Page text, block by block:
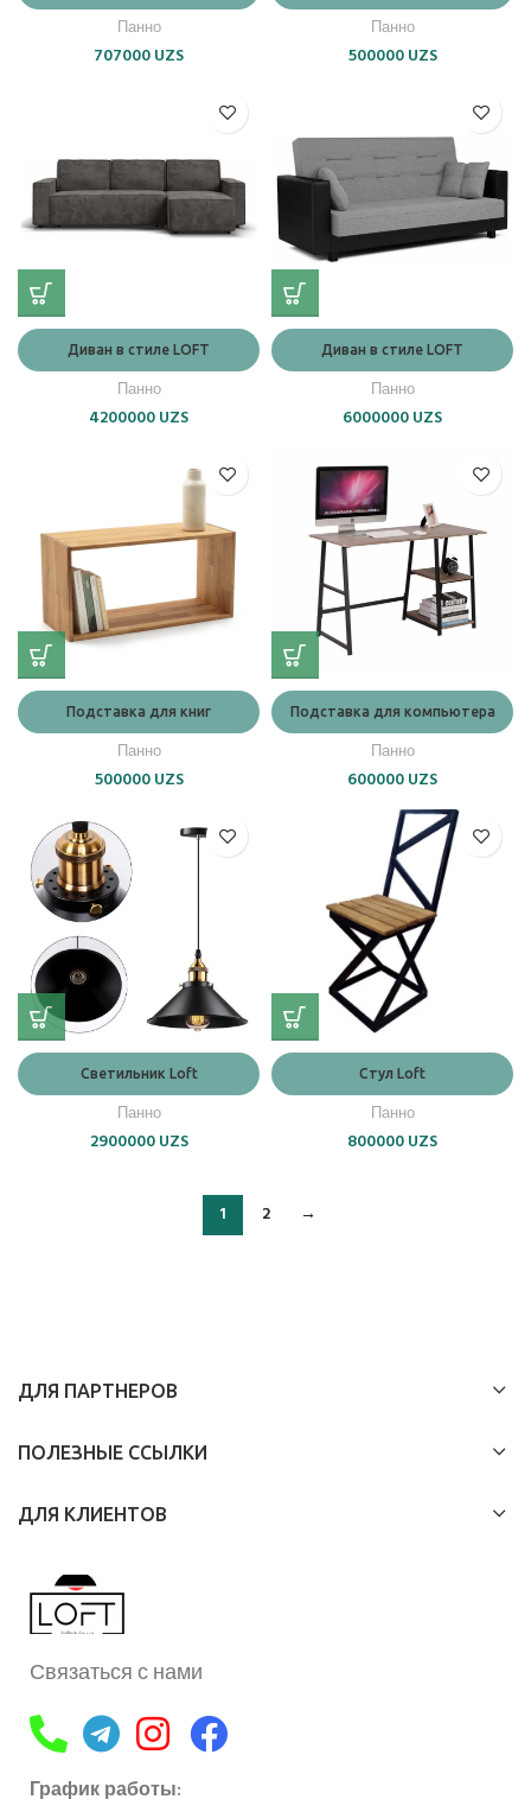
Панно
707000UZS
Панно
500000UZS
Диван в стиле LOFT
Панно
4200000UZS
Диван в стиле LOFT
Панно
6000000UZS
Подставка для книг
Панно
500000UZS
Подставка для компьютера
Панно
600000UZS
Светильник Loft
Панно
2900000UZS
Стул Loft
Панно
800000UZS
1 2 →
ДЛЯ ПАРТНЕРОВ
ПОЛЕЗНЫЕ ССЫЛКИ
ДЛЯ КЛИЕНТОВ
Связаться с нами
График работы: